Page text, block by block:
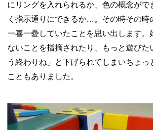
にリングを入れられるか、色の概念がで
く指示通りにできるか…。その時その時
一喜一憂していたことを思い出します。
ないことを指摘されたり、もっと遊びた
う終わりね」と下げられてしまいちょっ
こともありました。